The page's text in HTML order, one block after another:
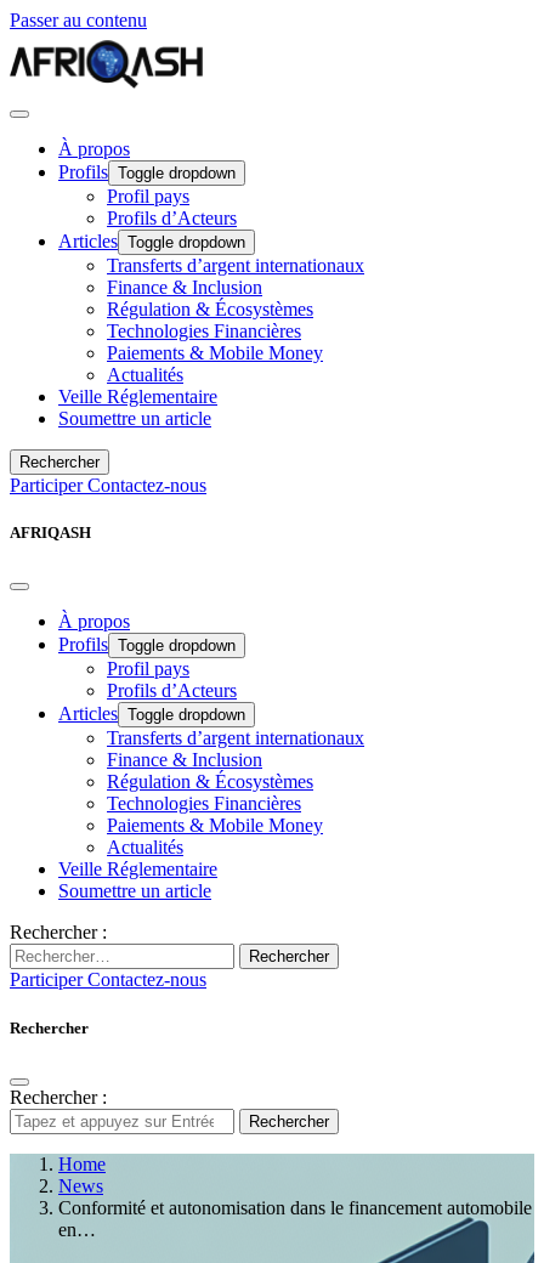
Passer au contenu
À propos
Profils Toggle dropdown
Profil pays
Profils d’Acteurs
Articles Toggle dropdown
Transferts d’argent internationaux
Finance & Inclusion
Régulation & Écosystèmes
Technologies Financières
Paiements & Mobile Money
Actualités
Veille Réglementaire
Soumettre un article
Rechercher
ParticiperContactez-nous
AFRIQASH
À propos
Profils Toggle dropdown
Profil pays
Profils d’Acteurs
Articles Toggle dropdown
Transferts d’argent internationaux
Finance & Inclusion
Régulation & Écosystèmes
Technologies Financières
Paiements & Mobile Money
Actualités
Veille Réglementaire
Soumettre un article
Rechercher :
Rechercher
ParticiperContactez-nous
Rechercher
Rechercher :
Rechercher
Home
News
Conformité et autonomisation dans le financement automobile
en…